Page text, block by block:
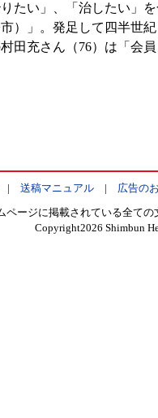
たい」、「治したい」
市）」。発足して四半世
田充さん（76）は「会
送稿マニュアル| 広告の
ページに掲載されている全て
Copyright2026 Shimbun